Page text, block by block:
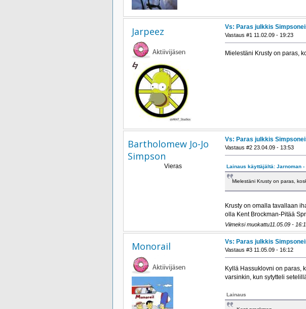
Jarpeez Vs: Paras julkkis
Vastaus #1 11.02.09 - 19:23
Mielestäni Krusty on paras,
Bartholomew Jo-Jo
Simpson
Vieras
Vs: Paras julkkis
Vastaus #2 23.04.09 - 13:53
Lainaus käyttäjältä: Jarnoman -
Mielestäni Krusty on paras,
Krusty on omalla tavallaan
olla Kent Brockman-Pitää
Viimeksi muokattu11.05.09 -
Monorail Vs: Paras julkkis
Vastaus #3 11.05.09 - 16:12
Kyllä Hassuklovni on paras,
varsinkin, kun sytytteli
Lainaus